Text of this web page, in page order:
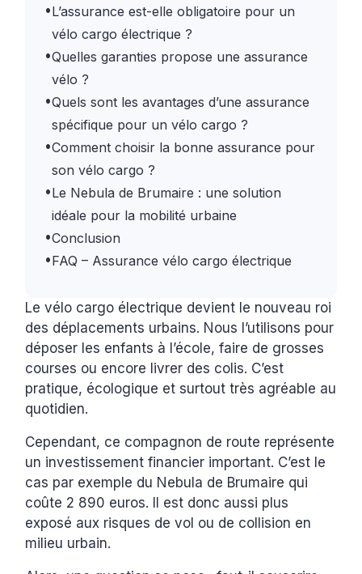
•L’assurance est-elle obligatoire pour un
vélo cargo électrique ?
•Quelles garanties propose une assurance
vélo ?
•Quels sont les avantages d’une assurance
spécifique pour un vélo cargo ?
•Comment choisir la bonne assurance pour
son vélo cargo ?
•Le Nebula de Brumaire : une solution
idéale pour la mobilité urbaine
•Conclusion
•FAQ – Assurance vélo cargo électrique
Le vélo cargo électrique devient le nouveau roi
des déplacements urbains. Nous l’utilisons pour
déposer les enfants à l’école, faire de grosses
courses ou encore livrer des colis. C’est
pratique, écologique et surtout très agréable au
quotidien.
Cependant, ce compagnon de route représente
un investissement financier important. C’est le
cas par exemple du Nebula de Brumaire qui
coûte 2 890 euros. Il est donc aussi plus
exposé aux risques de vol ou de collision en
milieu urbain.